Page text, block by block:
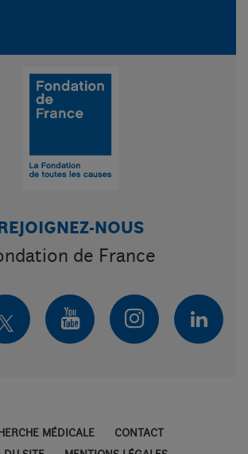
NOUS
de France
TWITTERYOUTUBE
MÉDICALE
CONTACT